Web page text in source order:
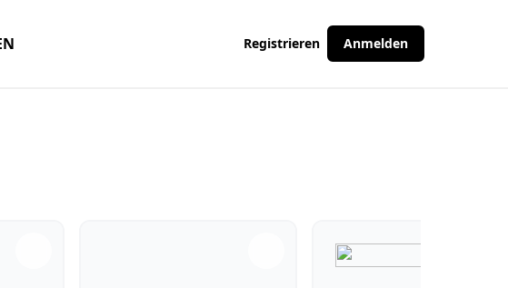
Registrieren Anmelden